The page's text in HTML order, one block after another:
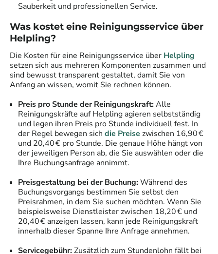
Sauberkeit und professionellen Service.
Was kostet eine Reinigungsservice über
Helpling?
Die Kosten für eine Reinigungsservice über Helpling
setzen sich aus mehreren Komponenten zusammen und
sind bewusst transparent gestaltet, damit Sie von
Anfang an wissen, womit Sie rechnen können.
Preis pro Stunde der Reinigungskraft:Alle
Reinigungskräfte auf Helpling agieren selbstständig
und legen ihren Preis pro Stunde individuell fest. In
der Regel bewegen sich die Preise zwischen 16,90 €
und 20,40 € pro Stunde. Die genaue Höhe hängt von
der jeweiligen Person ab, die Sie auswählen oder die
Ihre Buchungsanfrage annimmt.
Preisgestaltung bei der Buchung:Während des
Buchungsvorgangs bestimmen Sie selbst den
Preisrahmen, in dem Sie suchen möchten. Wenn Sie
beispielsweise Dienstleister zwischen 18,20 € und
20,40 € anzeigen lassen, kann jede Reinigungskraft
innerhalb dieser Spanne Ihre Anfrage annehmen.
Servicegebühr:Zusätzlich zum Stundenlohn fällt bei